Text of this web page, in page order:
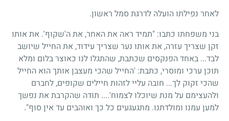
לאחר נפילתו הועלה לדרגת סמל ראשון.
בני משפחתו כתבו: "תמיד ראה את האחר, את ה'שקוף'. את אותו
זקן שצריך עזרה, את אותו נער שצריך עידוד, את החייל שיושב
לבד... באחד הפנקסים שכתבת, שהתגלו לנו כאוצר בלום ומלא
תוכן ערכי ומוסרי, כתבת: 'החייל שהכי מעצבן אותך הוא החייל
שהכי זקוק לך... חובה עליי לזהות חיילים שקופים, לחברם
ולהעצימם על מנת שיוכלו לצמוח'.... תודה שהקרבת את נפשך
למען עמנו ומולדתנו. מתגעגעים כל כך ואוהבים עד אין סוף".